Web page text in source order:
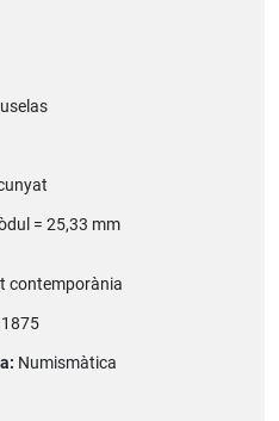
= 25,33 mm
contemporània
Numismàtica